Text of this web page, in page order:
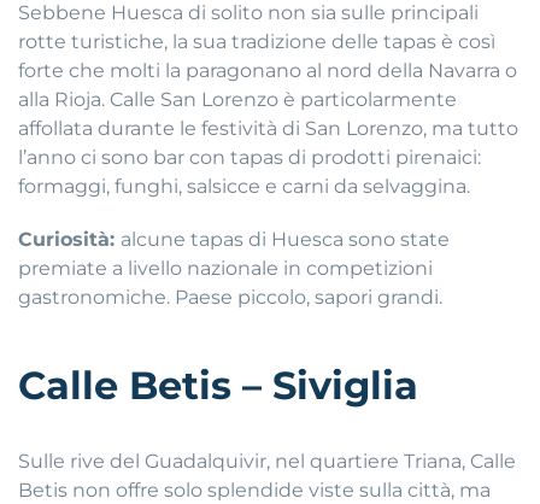
Sebbene Huesca di solito non sia sulle principali
rotte turistiche, la sua tradizione delle tapas è così
forte che molti la paragonano al nord della Navarra o
alla Rioja. Calle San Lorenzo è particolarmente
affollata durante le festività di San Lorenzo, ma tutto
l’anno ci sono bar con tapas di prodotti pirenaici:
formaggi, funghi, salsicce e carni da selvaggina.
Curiosità: alcune tapas di Huesca sono state
premiate a livello nazionale in competizioni
gastronomiche. Paese piccolo, sapori grandi.
Calle Betis – Siviglia
Sulle rive del Guadalquivir, nel quartiere Triana, Calle
Betis non offre solo splendide viste sulla città, ma